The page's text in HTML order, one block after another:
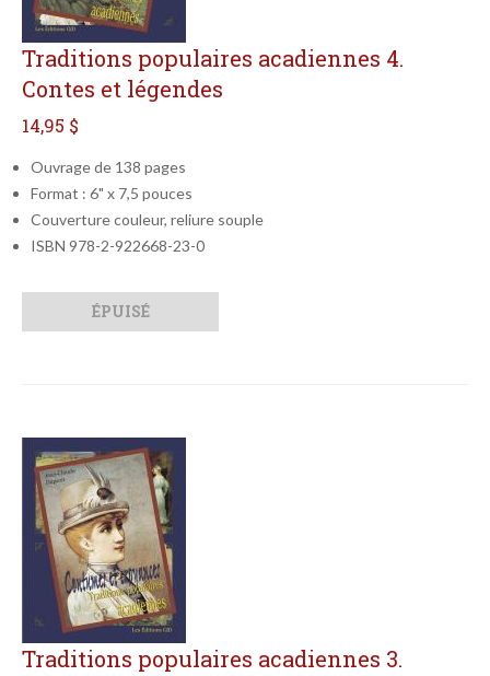
Traditions populaires acadiennes 4.
Contes et légendes
14,95 $
Ouvrage de 138 pages
Format : 6" x 7,5 pouces
Couverture couleur, reliure souple
ISBN 978-2-922668-23-0
ÉPUISÉ
Traditions populaires acadiennes 3.